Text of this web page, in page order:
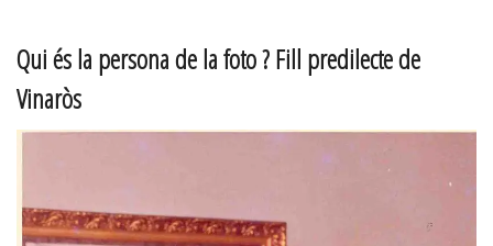
Qui és la persona de la foto ? Fill predilecte de
Vinaròs